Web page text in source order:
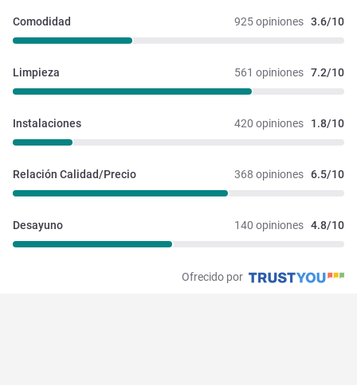
925 opiniones 3.6/10
Comodidad
561 opiniones 7.2/10
Limpieza
420 opiniones 1.8/10
Instalaciones
368 opiniones 6.5/10
Relación Calidad/Precio
140 opiniones 4.8/10
Desayuno
Ofrecido por